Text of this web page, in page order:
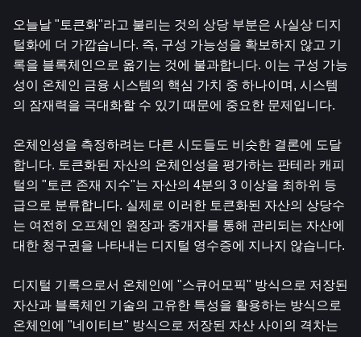
오늘날 "토큰화"라고 불리는 것의 상당 부분은 사실상 디지
털화에 더 가깝습니다. 즉, 구성 가능성을 확보하지 않고 기
록을 블록체인으로 옮기는 것에 불과합니다. 이는 구성 가능
성이 온체인 금융 시스템의 핵심 가치 중 하나이며, 시스템
의 잠재력을 극대화할 수 있기 때문에 중요한 문제입니다.
온체인성을 측정하려는 다른 시도들도 비슷한 결론에 도달
합니다. 토큰화된 자산의 온체인성을 평가하는 판테라 캐피
털의 "토큰 존재 지수"는 자산의 4분의 3 이상을 최하위 등
급으로 분류합니다. 실제로 이러한 토큰화된 자산의 상당수
는 여전히 오프체인 원장과 중개자를 통해 관리되는 자산에
대한 청구권을 나타내는 디지털 영수증에 지나지 않습니다.
디지털 기록으로서 온체인에 "스큐어모픽" 방식으로 저장된
자산과 블록체인 기술의 고유한 특성을 활용하는 방식으로
온체인에 "네이티브" 방식으로 저장된 자산 사이의 격차는